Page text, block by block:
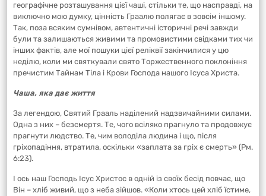
географічне розташування цієї чаші, стільки те, що насправді, на
виключно мою думку, цінність Граалю полягає в зовсім іншому.
Так, поза всяким сумнівом, автентичні історичні речі завжди
були та залишаються живими та промовистими свідками тих чи
інших фактів, але мої пошуки цієї реліквії закінчилися у цю
неділю, коли ми святкували свято Торжественного поклоніння
пречистим Тайнам Тіла і Крови Господа нашого Ісуса Христа.
Чаша, яка дає життя
За легендою, Святий Грааль наділений надзвичайними силами.
Одна з них – безсмертя. Те, чого всіляко прагнуло та продовжує
прагнути людство. Те, чим володіла людина і що, після
гріхопадіння, втратила, оскільки «заплата за гріх є смерть» (Рм.
6:23).
І ось наш Господь Ісус Христос в одній із своїх бесід повчає, що
Він – хліб живий, що з неба зійшов. «Коли хтось цей хліб їстиме,